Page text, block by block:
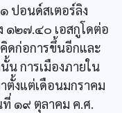
ปอนด์สเตอร์ลิง
๑๒๗.๔๐ เอสกูโดต่อ
ดก่อการขึ้นอีกและ
น การเมืองภายใน
ตั้งแต่เดือนมกราคม
๑๙ ตุลาคม ค.ศ.